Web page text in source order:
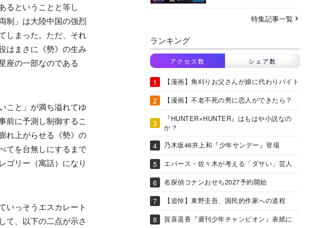
るということと等し
制」は大陸中国の強烈
しまった。ただ、それ
はまさに《勢》の生み
座の一部なのである
こと」が満ち溢れてゆ
前に予測し制御するこ
れ上がらせる《勢》の
てを台無しにするまで
ゴリー（寓話）になり
いっそうエスカレート
て、以下の二点が示さ
特集記事一覧
ランキング
アクセス数 シェア数
【漫画】角刈りお父さんが娘に代わりバイト
【漫画】不老不死の男に恋人ができたら？
『HUNTER×HUNTER』はもはや小説なの
か？
乃木坂46井上和『少年サンデー』登場
エバース・佐々木が考える「ダサい」芸人
名探偵コナンおせち2027予約開始
【追悼】東野圭吾、国民的作家への道程
賀喜遥香『週刊少年チャンピオン』表紙に